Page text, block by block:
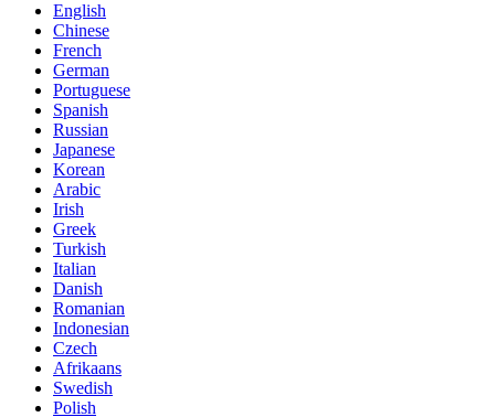
English
Chinese
French
German
Portuguese
Spanish
Russian
Japanese
Korean
Arabic
Irish
Greek
Turkish
Italian
Danish
Romanian
Indonesian
Czech
Afrikaans
Swedish
Polish